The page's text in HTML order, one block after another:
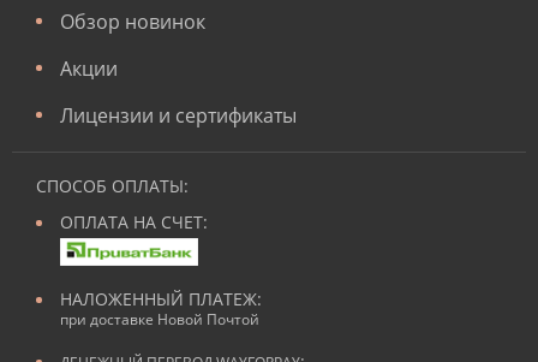
Обзор новинок
Акции
Лицензии и сертификаты
СПОСОБ ОПЛАТЫ:
ОПЛАТА НА СЧЕТ:
НАЛОЖЕННЫЙ ПЛАТЕЖ:
при доставке Новой Почтой